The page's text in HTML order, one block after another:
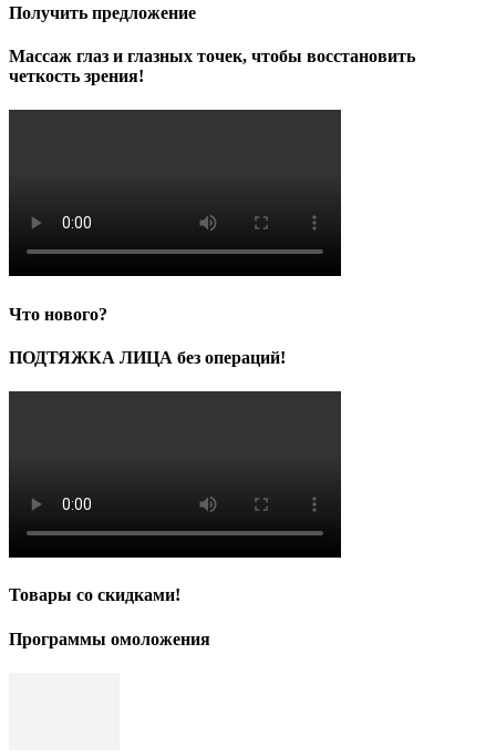
Получить предложение
Массаж глаз и глазных точек, чтобы восстановить
четкость зрения!
Что нового?
ПОДТЯЖКА ЛИЦА без операций!
Товары со скидками!
Программы омоложения